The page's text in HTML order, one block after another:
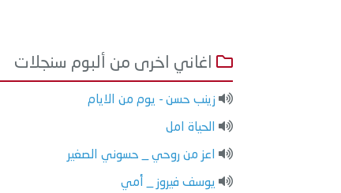
اغاني اخرى من ألبوم سنجلات
زينب حسن - يوم من الايام
الحياة امل
اعز من روحي _ حسوني الصغير
يوسف فيروز _ أمي